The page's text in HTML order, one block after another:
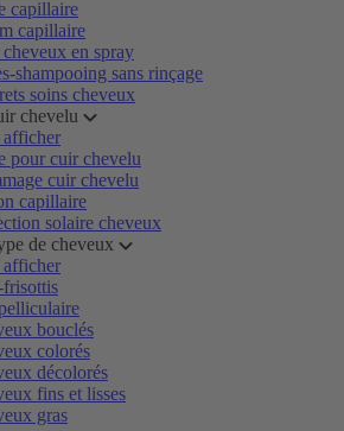
capillaire
capillaire
en spray
shampooing sans rinçage
soins cheveux
chevelu
pour cuir chevelu
cuir chevelu
capillaire
solaire cheveux
de cheveux
bouclés
colorés
décolorés
fins et lisses
gras